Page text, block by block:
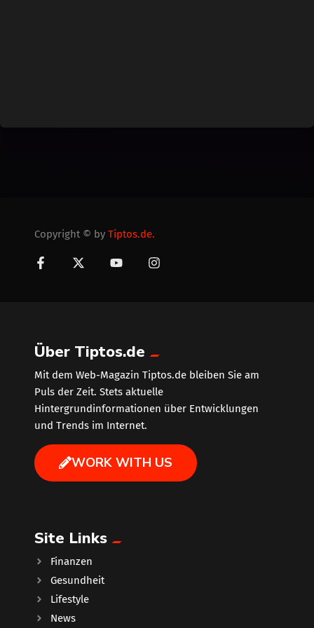
Copyright © by Tiptos.de.
Über Tiptos.de
Mit dem Web-Magazin Tiptos.de bleiben Sie am
Puls der Zeit. Stets aktuelle
Hintergrundinformationen über Entwicklungen
und Trends im Internet.
WORK WITH US
Site Links
Finanzen
Gesundheit
Lifestyle
News